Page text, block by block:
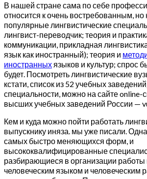
В нашей стране сама по себе
относится к очень востребованным,
популярные лингвистические
лингвист-переводчик; теория и
коммуникации, прикладная
язык как иностранный); теория и
иностранных языков и культур; спрос
будет. Посмотреть лингвистические
кстати, список из 52 учебных
специальности, можно на сайте online-
высших учебных заведений России —
Кем и куда можно пойти работать
выпускнику иняза. мы уже писали.
самых быстро меняющихся форм, и
высококвалифицированные
разбирающиеся в организации работы
человеческим языком и человеческим